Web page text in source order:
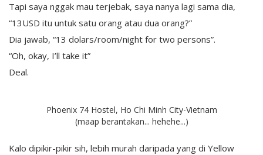
Tapi saya nggak mau terjebak, saya nanya lagi sama dia,
“13USD itu untuk satu orang atau dua orang?”
Dia jawab, “13 dolars/room/night for two persons”.
“Oh, okay, I’ll take it”
Deal.
Phoenix 74 Hostel, Ho Chi Minh City-Vietnam
(maap berantakan... hehehe...)
Kalo dipikir-pikir sih, lebih murah daripada yang di Yellow